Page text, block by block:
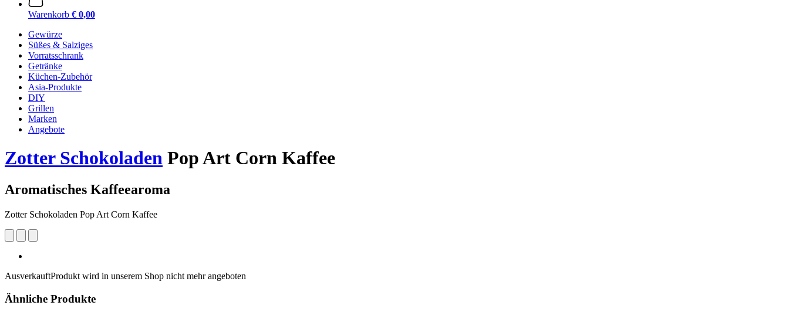
Warenkorb € 0,00
Gewürze
Süßes & Salziges
Vorratsschrank
Getränke
Küchen-Zubehör
Asia-Produkte
DIY
Grillen
Marken
Angebote
Zotter Schokoladen Pop Art Corn Kaffee
Aromatisches Kaffeearoma
Zotter Schokoladen Pop Art Corn Kaffee
AusverkauftProdukt wird in unserem Shop nicht mehr angeboten
Ähnliche Produkte